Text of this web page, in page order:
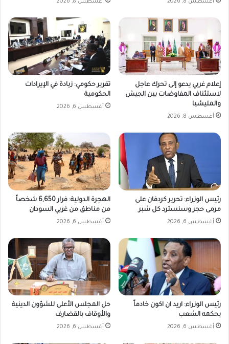
أغسطس 8, 2026 أغسطس 8, 2026
إعلام غربي يدعو إلى تحرك عاجل
لاستئناف المفاوضات بين الجيش
والمليشيا
أغسطس 8, 2026
تقرير حكومي: زيادة في الإيرادات
الحكومية
أغسطس 6, 2026
رئيس الوزراء: تحرير كردفان على
مرمى حجر وسنسترد كل شبر
أغسطس 6, 2026
الهجرة الدولية: فرار 6,650 شخصاً
من مناطق من غربي السودان
أغسطس 6, 2026
رئيس الوزراء: اريد ان اكون خادماً
يحكمه الشعب
أغسطس 6, 2026
حل المجلس الأعلى للشؤون الدينية
والأوقاف بالقضارف
أغسطس 6, 2026